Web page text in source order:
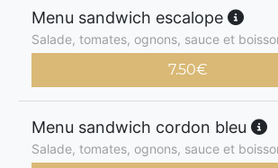
Menu sandwich escalope
Salade, tomates, ognons, sauce et
7.50€
Menu sandwich cordon bleu
Salade, tomates, ognons, sauce et